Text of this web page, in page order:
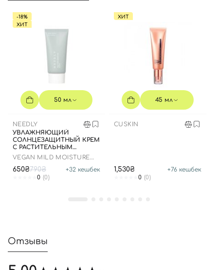
-18%
ХИТ
50 мл
NEEDLY
УВЛАЖНЯЮЩИЙ
СОЛНЦЕЗАЩИТНЫЙ КРЕМ
С РАСТИТЕЛЬНЫМ
СКВАЛАНОМ, 50 МЛ
VEGAN MILD MOISTURE
650₴790₴ +32 кешбек
0 (0)
ХИТ
45 мл
CUSKIN
1,530₴ +76 кешбек
0 (0)
Отзывы